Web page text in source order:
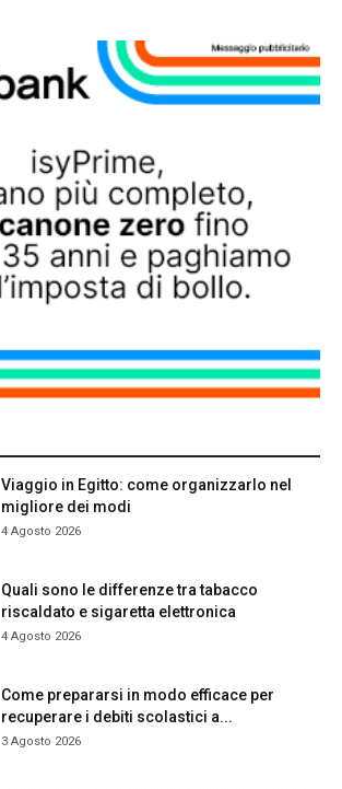
Viaggio in Egitto: come organizzarlo nel
migliore dei modi
4 Agosto 2026
Quali sono le differenze tra tabacco
riscaldato e sigaretta elettronica
4 Agosto 2026
Come prepararsi in modo efficace per
recuperare i debiti scolastici a...
3 Agosto 2026